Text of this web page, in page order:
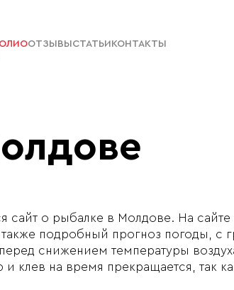
ОТЗЫВЫСТАТЬИКОНТАКТЫ
о рыбалке в Молдове. На сайте
подробный прогноз погоды, с
снижением температуры
клев на время прекращается, так